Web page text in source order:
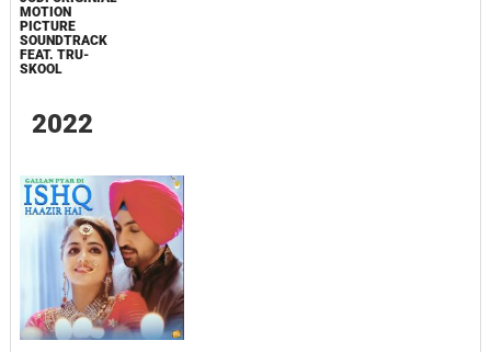
MOTION
PICTURE
SOUNDTRACK
FEAT. TRU-
SKOOL
2022